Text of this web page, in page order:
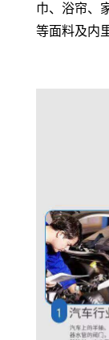
巾、浴帘、
等面料及内